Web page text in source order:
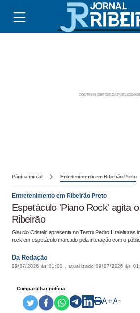
Página inicial Entretenimento em Ribeirão Preto
Entretenimento em Ribeirão Preto
Espetáculo 'Piano Rock' agita
Ribeirão
Glaucio Cristelo apresenta no Teatro Pedro II releituras
rock em espetáculo marcado pela interação com o
Da Redação
09/07/2026 às 01:00 , atualizado 09/07/2026 às
Compartilhar notícia
A+A-